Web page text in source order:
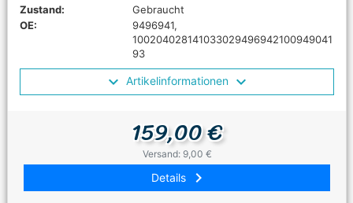
Zustand:
Gebraucht
OE:
9496941,
100204028141033029496942100949041
93
Artikelinformationen
159,00 €
Versand: 9,00 €
Details keyboard_arrow_right